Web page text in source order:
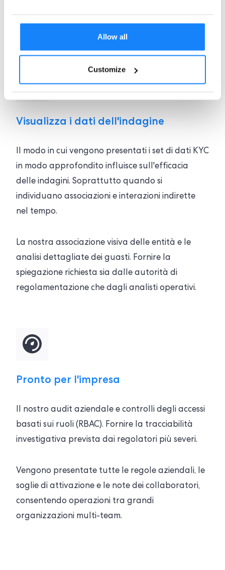
Allow all
Customize
Visualizza i dati dell'indagine
Il modo in cui vengono presentati i set di dati KYC
in modo approfondito influisce sull'efficacia
delle indagini. Soprattutto quando si
individuano associazioni e interazioni indirette
nel tempo.
La nostra associazione visiva delle entità e le
analisi dettagliate dei guasti. Fornire la
spiegazione richiesta sia dalle autorità di
regolamentazione che dagli analisti operativi.
Pronto per l'impresa
Il nostro audit aziendale e controlli degli accessi
basati sui ruoli (RBAC). Fornire la tracciabilità
investigativa prevista dai regolatori più severi.
Vengono presentate tutte le regole aziendali, le
soglie di attivazione e le note dei collaboratori,
consentendo operazioni tra grandi
organizzazioni multi-team.